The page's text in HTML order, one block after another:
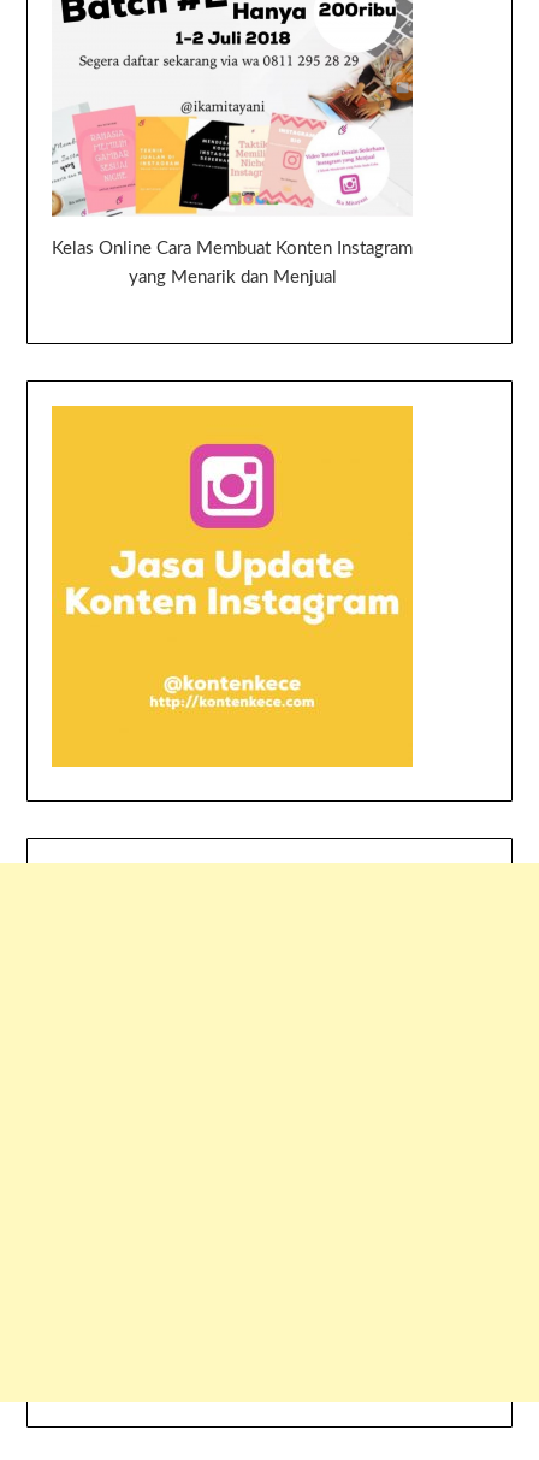
Kelas Online Cara Membuat Konten Instagram
yang Menarik dan Menjual